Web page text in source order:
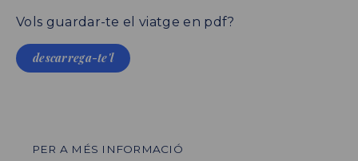
Vols guardar-te el viatge en pdf?
descarrega-te'l
PER A MÉS INFORMACIÓ